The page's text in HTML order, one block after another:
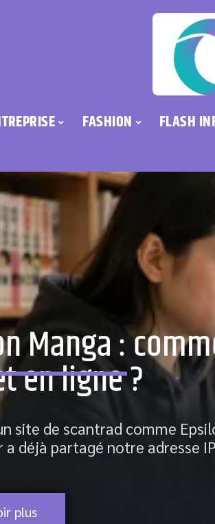
FASHION FLASH
Manga :
en ligne ?
site de scantrad comme
a déjà partagé notre adresse
plus